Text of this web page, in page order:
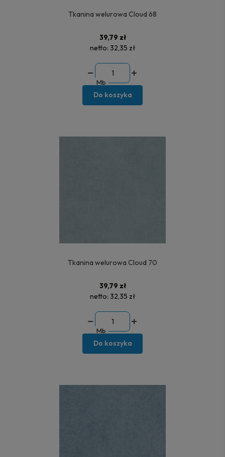
Tkanina welurowa Cloud 68
39,79 zł
netto: 32,35 zł
Mb
Do koszyka
Tkanina welurowa Cloud 70
39,79 zł
netto: 32,35 zł
Mb
Do koszyka